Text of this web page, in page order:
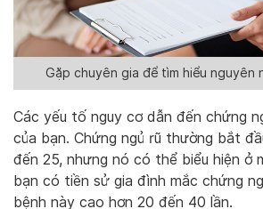
Gặp chuyên gia để tìm hiểu nguyên
Các yếu tố nguy cơ dẫn đến chứng
của bạn. Chứng ngủ rũ thường bắt
đến 25, nhưng nó có thể biểu hiện ở
bạn có tiền sử gia đình mắc chứng
bệnh này cao hơn 20 đến 40 lần.